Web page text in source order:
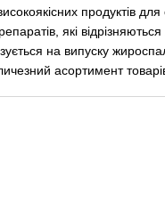
продуктів
які
на випуску
асортимент